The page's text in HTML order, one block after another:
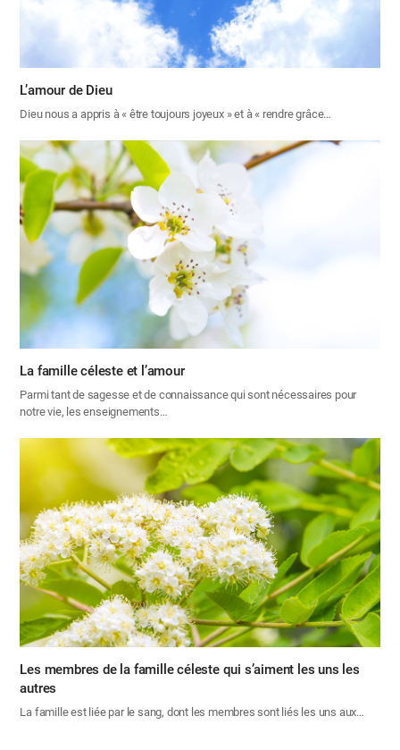
L’amour de Dieu
Dieu nous a appris à « être toujours joyeux » et à « rendre grâce…
La famille céleste et l’amour
Parmi tant de sagesse et de connaissance qui sont nécessaires pour
notre vie, les enseignements…
Les membres de la famille céleste qui s’aiment les uns les
autres
La famille est liée par le sang, dont les membres sont liés les uns aux…